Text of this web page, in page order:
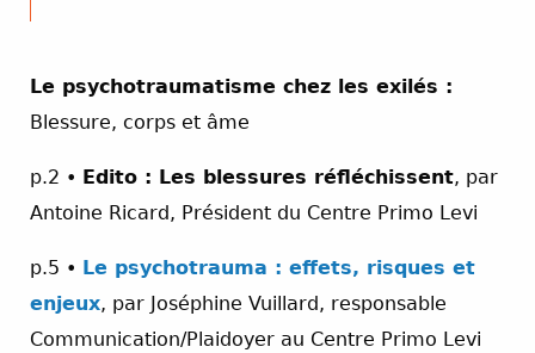
Le psychotraumatisme chez les exilés :
Blessure, corps et âme
p.2 • Edito : Les blessures réfléchissent, par
Antoine Ricard, Président du Centre Primo Levi
p.5 • Le psychotrauma : effets, risques et
enjeux, par Joséphine Vuillard, responsable
Communication/Plaidoyer au Centre Primo Levi